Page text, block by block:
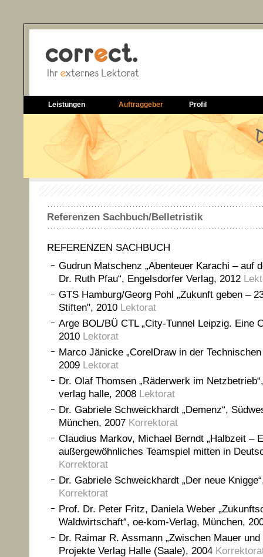
Leistungen Auftraggeber Profil
Referenzen Sachbuch/Belletristik
REFERENZEN SACHBUCH
Gudrun Matschenz „Abenteuer Karachi – auf
Dr. Ruth Pfau“, Engelsdorfer Verlag, 2012
GTS Hamburg/Georg Pohl „Zukunft geben –
Stiften", 2010 Lektorat
Arge BOL/BÜ CTL „City-Tunnel Leipzig. Eine
2010 Lektorat
Marco Jänicke „CorelDraw in der
2009 Lektorat
Dr. Olaf Thomsen „Räderwerk im
verlag halle, 2008 Lektorat
Dr. Gabriele Schweickhardt „Demenz“,
München, 2007 Korrektorat
Claudius Markov, Michael Berndt „Halbzeit –
außergewöhnliches Teamspiel mitten in
Korrektorat
Dr. Gabriele Schweickhardt „Der neue
Korrektorat
Prof. Dr. Peter Fritz, Daniela Weber
Waldwirtschaft“, oe-kom-Verlag, München,
Dr. Raimar R. Assmann „Zwischen Mauer und
Projekte Verlag Halle (Saale), 2004